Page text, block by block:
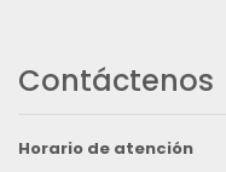
Contáctenos
Horario de atención